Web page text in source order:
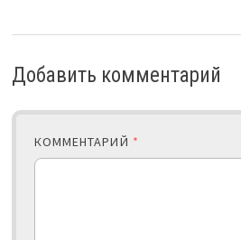
Добавить комментарий
КОММЕНТАРИЙ *